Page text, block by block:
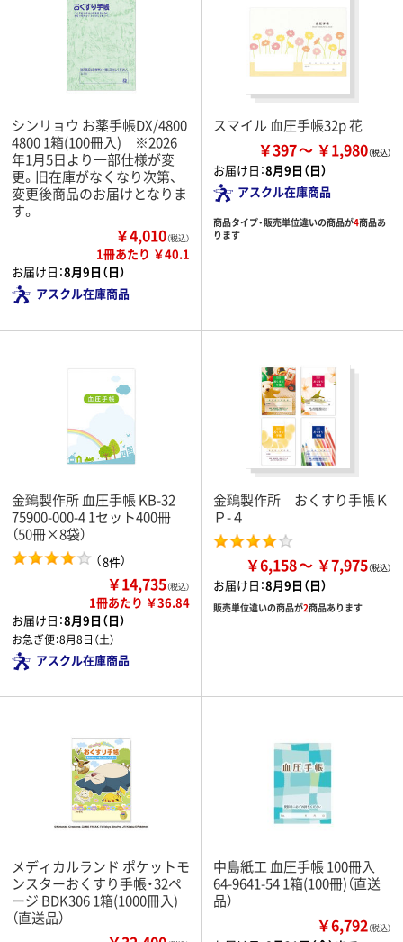
シンリョウ お薬手帳DX/4800
4800 1箱(100冊入) ※2026
年1月5日より一部仕様が変
更。旧在庫がなくなり次第、
変更後商品のお届けとなりま
す。
￥4,010（税込）
1冊あたり ￥40.1
お届け日：8月9日（日）
アスクル在庫商品
スマイル 血圧手帳32p 花
￥397 ￥1,980
お届け日：8月9日（日）
アスクル在庫商品
商品タイプ・販売単位違いの商品が4商品あ
ります
金鵄製作所 血圧手帳 KB-32
75900-000-4 1セット400冊
（50冊×8袋）
（8件）
￥14,735（税込）
1冊あたり ￥36.84
お届け日：8月9日（日）
お急ぎ便：8月8日（土）
アスクル在庫商品
金鵄製作所 おくすり手帳Ｋ
Ｐ-４
￥6,158 ￥7,975
お届け日：8月9日（日）
販売単位違いの商品が2商品あります
メディカルランド ポケットモ
ンスターおくすり手帳・32ペ
ージ BDK306 1箱(1000冊入)
（直送品）
中島紙工 血圧手帳 100冊入
64-9641-54 1箱(100冊)（直送
品）
￥6,792（税込）